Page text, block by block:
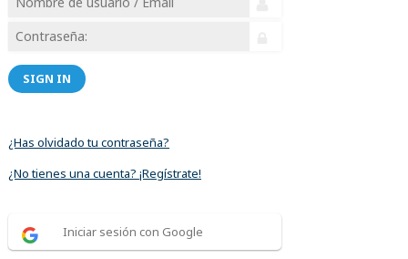
SIGN IN
¿Has olvidado tu contraseña?
¿No tienes una cuenta? ¡Regístrate!
Iniciar sesión con Google